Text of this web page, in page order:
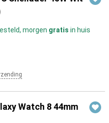
morgen gratis in huis
Watch 8 44mm